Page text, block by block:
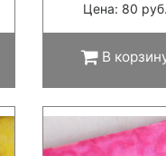
Цена: 80 руб.
В